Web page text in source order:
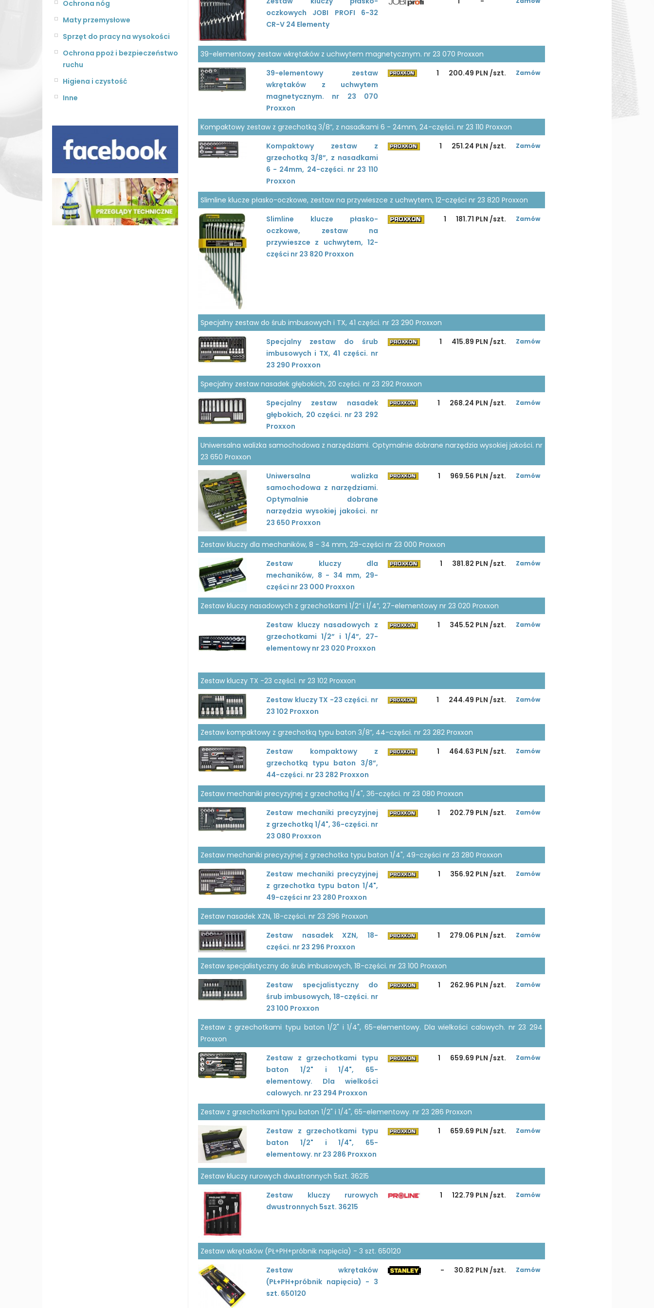
Ochrona nóg
Maty przemysłowe
Sprzęt do pracy na wysokości
Ochrona ppoż i bezpieczeństwo
ruchu
Higiena i czystość
Inne
oczkowych JOBI PROFI 6-32
CR-V 24 Elementy
39-elementowy zestaw wkrętaków z uchwytem magnetycznym. nr 23 070 Proxxon
39-elementowy zestaw
wkrętaków z uchwytem
magnetycznym. nr 23 070
Proxxon
1 200.49 PLN /szt. Zamów
Kompaktowy zestaw z grzechotką 3/8”, z nasadkami 6 - 24mm, 24-części. nr 23 110 Proxxon
Kompaktowy zestaw z
grzechotką 3/8”, z nasadkami
6 - 24mm, 24-części. nr 23 110
Proxxon
1 251.24 PLN /szt. Zamów
Slimline klucze płasko-oczkowe, zestaw na przywieszce z uchwytem, 12-części nr 23 820 Proxxon
Slimline klucze płasko-
oczkowe, zestaw na
przywieszce z uchwytem, 12-
części nr 23 820 Proxxon
1 181.71 PLN /szt. Zamów
Specjalny zestaw do śrub imbusowych i TX, 41 części. nr 23 290 Proxxon
Specjalny zestaw do śrub
imbusowych i TX, 41 części. nr
23 290 Proxxon
1 415.89 PLN /szt. Zamów
Specjalny zestaw nasadek głębokich, 20 części. nr 23 292 Proxxon
Specjalny zestaw nasadek
głębokich, 20 części. nr 23 292
Proxxon
1 268.24 PLN /szt. Zamów
Uniwersalna walizka samochodowa z narzędziami. Optymalnie dobrane narzędzia wysokiej jakości. nr
23 650 Proxxon
Uniwersalna walizka
samochodowa z narzędziami.
Optymalnie dobrane
narzędzia wysokiej jakości. nr
23 650 Proxxon
1 969.56 PLN /szt. Zamów
Zestaw kluczy dla mechaników, 8 - 34 mm, 29-części nr 23 000 Proxxon
Zestaw kluczy dla
mechaników, 8 - 34 mm, 29-
części nr 23 000 Proxxon
1 381.82 PLN /szt. Zamów
Zestaw kluczy nasadowych z grzechotkami 1/2” i 1/4”, 27-elementowy nr 23 020 Proxxon
Zestaw kluczy nasadowych z
grzechotkami 1/2” i 1/4”, 27-
elementowy nr 23 020 Proxxon
1 345.52 PLN /szt. Zamów
Zestaw kluczy TX -23 części. nr 23 102 Proxxon
Zestaw kluczy TX -23 części. nr
23 102 Proxxon
1 244.49 PLN /szt. Zamów
Zestaw kompaktowy z grzechotką typu baton 3/8”, 44-części. nr 23 282 Proxxon
Zestaw kompaktowy z
grzechotką typu baton 3/8”,
44-części. nr 23 282 Proxxon
1 464.63 PLN /szt. Zamów
Zestaw mechaniki precyzyjnej z grzechotką 1/4", 36-części. nr 23 080 Proxxon
Zestaw mechaniki precyzyjnej
z grzechotką 1/4", 36-części. nr
23 080 Proxxon
1 202.79 PLN /szt. Zamów
Zestaw mechaniki precyzyjnej z grzechotka typu baton 1/4", 49-części nr 23 280 Proxxon
Zestaw mechaniki precyzyjnej
z grzechotka typu baton 1/4",
49-części nr 23 280 Proxxon
1 356.92 PLN /szt. Zamów
Zestaw nasadek XZN, 18-części. nr 23 296 Proxxon
Zestaw nasadek XZN, 18-
części. nr 23 296 Proxxon
1 279.06 PLN /szt. Zamów
Zestaw specjalistyczny do śrub imbusowych, 18-części. nr 23 100 Proxxon
Zestaw specjalistyczny do
śrub imbusowych, 18-części. nr
23 100 Proxxon
1 262.96 PLN /szt. Zamów
Zestaw z grzechotkami typu baton 1/2" i 1/4", 65-elementowy. Dla wielkości calowych. nr 23 294
Proxxon
Zestaw z grzechotkami typu
baton 1/2" i 1/4", 65-
elementowy. Dla wielkości
calowych. nr 23 294 Proxxon
1 659.69 PLN /szt. Zamów
Zestaw z grzechotkami typu baton 1/2" i 1/4", 65-elementowy. nr 23 286 Proxxon
Zestaw z grzechotkami typu
baton 1/2" i 1/4", 65-
elementowy. nr 23 286 Proxxon
1 659.69 PLN /szt. Zamów
Zestaw kluczy rurowych dwustronnych 5szt. 36215
Zestaw kluczy rurowych
dwustronnych 5szt. 36215
1 122.79 PLN /szt. Zamów
Zestaw wkrętaków (PŁ+PH+próbnik napięcia) - 3 szt. 650120
Zestaw wkrętaków
(PŁ+PH+próbnik napięcia) - 3
szt. 650120
- 30.82 PLN /szt. Zamów